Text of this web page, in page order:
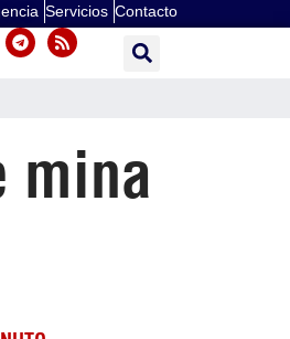
Servicios Contacto
mina